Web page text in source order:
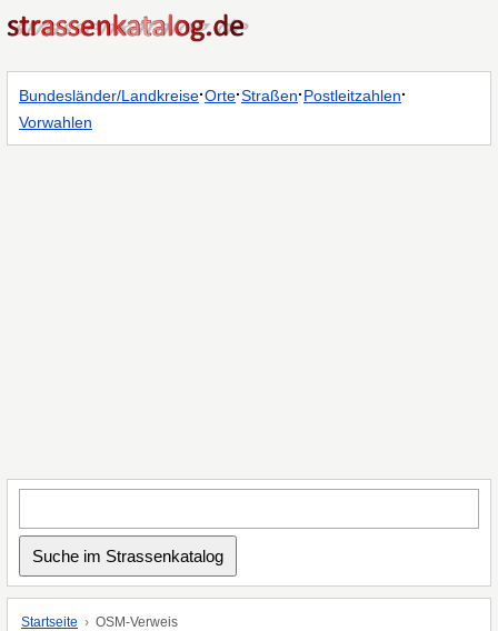
Bundesländer/Landkreise·Orte·Straßen·Postleitzahlen·
Vorwahlen
Startseite OSM-Verweis